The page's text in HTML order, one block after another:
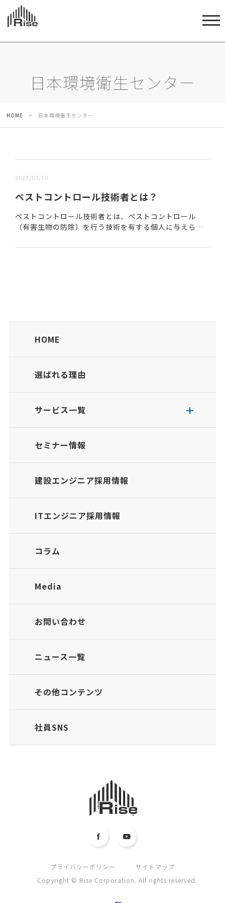
日本環境衛生センター
HOME > 日本環境衛生センター
2023/03/30
ペストコントロール技術者とは？
ペストコントロール技術者とは、ペストコントロール
（有害生物の防除）を行う技術を有する個人に与えられ
種類がある。■取得方法①一般財団法人日本環境衛生セ
HOME
選ばれる理由
サービス一覧
セミナー情報
建設エンジニア採用情報
ITエンジニア採用情報
コラム
Media
お問い合わせ
ニュース一覧
その他コンテンツ
社員SNS
プライバシーポリシー
サイトマップ
Copyright © Rise Corporation. All rights reserved.